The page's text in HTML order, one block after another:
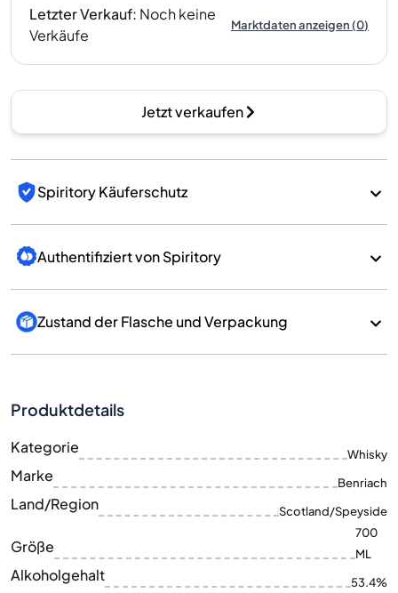
Letzter Verkauf: Noch keine
Verkäufe
Marktdaten anzeigen(0)
Jetzt verkaufen
Spiritory Käuferschutz
Authentifiziert von Spiritory
Zustand der Flasche und Verpackung
Produktdetails
Kategorie Whisky
Marke Benriach
Land/Region Scotland/Speyside
Größe
700
ML
Alkoholgehalt 53.4%